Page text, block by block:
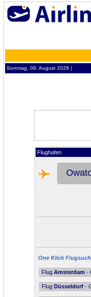
Sonntag, 09. August 2026 ¦
Flughafen
One Klick
Flug Amsterdam -
Flug Düsseldorf -